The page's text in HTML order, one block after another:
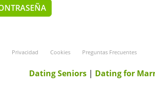
Privacidad Cookies Preguntas Frecuentes
Dating Seniors | Dating for